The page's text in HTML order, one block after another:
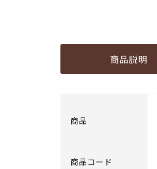
商品説明
商品
商品コード